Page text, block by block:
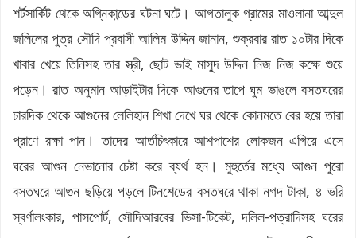
শর্টসার্কিট থেকে অগ্নিকান্ডের ঘটনা ঘটে। আগতালুক গ্রামের মাওলানা আব্দুল
জলিলের পুত্র সৌদি প্রবাসী আলিম উদ্দিন জানান, শুক্রবার রাত ১০টার দিকে
খাবার খেয়ে তিনিসহ তার স্ত্রী, ছোট ভাই মাসুদ উদ্দিন নিজ নিজ কক্ষে শুয়ে
পড়েন। রাত অনুমান আড়াইটার দিকে আগুনের তাপে ঘুম ভাঙলে বসতঘরের
চারদিক থেকে আগুনের লেলিহান শিখা দেখে ঘর থেকে কোনমতে বের হয়ে তারা
প্রাণে রক্ষা পান। তাদের আর্তচিৎকারে আশপাশের লোকজন এগিয়ে এসে
ঘরের আগুন নেভানোর চেষ্টা করে ব্যর্থ হন। মুহুর্তের মধ্যে আগুন পুরো
বসতঘরে আগুন ছড়িয়ে পড়লে টিনশেডের বসতঘরে থাকা নগদ টাকা, ৪ ভরি
স্বর্ণালংকার, পাসপোর্ট, সৌদিআরবের ভিসা-টিকেট, দলিল-পত্রাদিসহ ঘরের